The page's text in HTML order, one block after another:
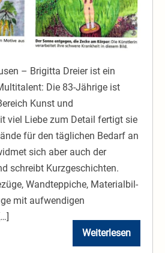
– Brigitta Dreier ist ein
Die 83-Jährige ist
Kunst und
viel Liebe zum Detail fertigt sie
für den täglichen Bedarf an
sich aber auch der
schreibt Kurzgeschichten.
Wandteppiche, Materialbil-
mit aufwendigen
Weiterlesen
XI
2022